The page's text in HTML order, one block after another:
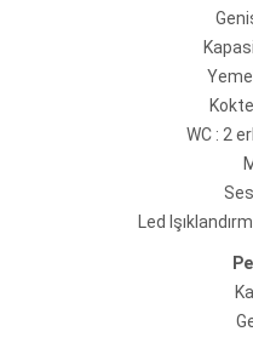
WC : 2
Led